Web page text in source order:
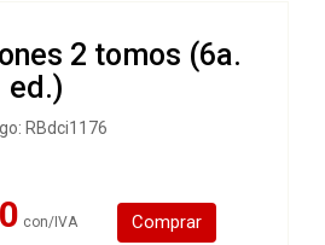
2 tomos (6a.
ed.)
RBdci1176
con/IVA Comprar